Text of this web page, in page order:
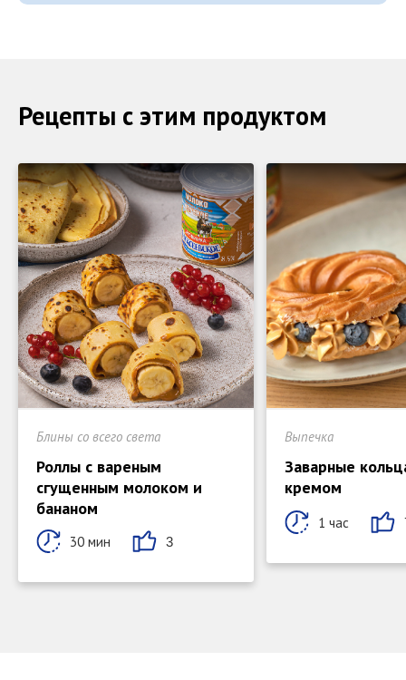
Рецепты с этим продуктом
Блины со всего света
Роллы с вареным
сгущенным молоком и
бананом
30 мин 3
Выпечка
Заварные
кремом
1 час